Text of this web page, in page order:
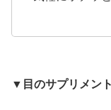
▼目のサプリメン